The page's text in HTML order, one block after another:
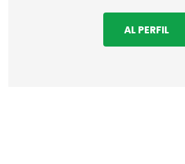
AL PERFIL